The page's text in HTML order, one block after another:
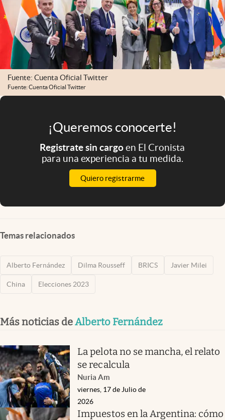
El Cronista Studio
Mediakit
abre en nueva pestaña
Argentina
Fuente: Cuenta Oficial Twitter
Fuente: Cuenta Oficial Twitter
¡Queremos conocerte!
Registrate sin cargoen El Cronista
para una experiencia a tu medida.
Quiero registrarme
Temas relacionados
Alberto Fernández Dilma Rousseff BRICS Javier Milei
China Elecciones 2023
Más noticias deAlberto Fernández
La pelota no se mancha, el relato
se recalcula
Nuria Am
viernes, 17 de Julio de
2026
Impuestos en la Argentina: cómo